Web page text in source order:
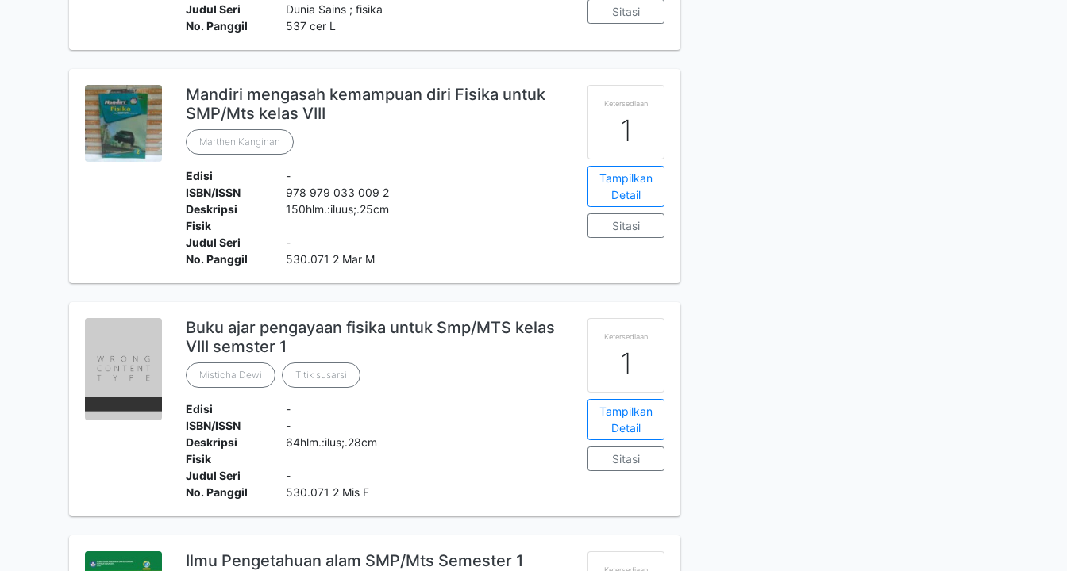
Judul Seri
Dunia Sains ; fisika
No. Panggil
537 cer L
Sitasi
Mandiri mengasah kemampuan diri Fisika untuk
SMP/Mts kelas VIII
Marthen Kanginan
Edisi
-
ISBN/ISSN
978 979 033 009 2
Deskripsi
Fisik
150hlm.:iluus;.25cm
Judul Seri
-
No. Panggil
530.071 2 Mar M
Ketersediaan
1
Tampilkan
Detail
Sitasi
Buku ajar pengayaan fisika untuk Smp/MTS kelas
VIII semster 1
Misticha Dewi Titik susarsi
Edisi
-
ISBN/ISSN
-
Deskripsi
Fisik
64hlm.:ilus;.28cm
Judul Seri
-
No. Panggil
530.071 2 Mis F
Ketersediaan
1
Tampilkan
Detail
Sitasi
Ilmu Pengetahuan alam SMP/Mts Semester 1